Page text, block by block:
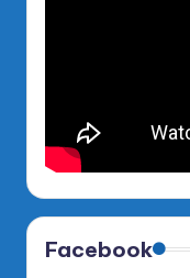
Facebook